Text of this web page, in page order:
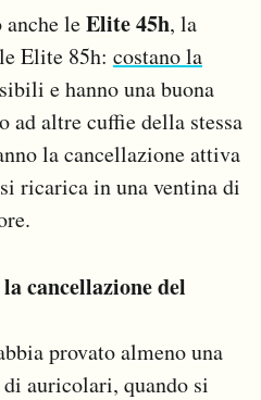
anche leElite 45h, la
Elite 85h: costano la
e hanno una buona
ad altre cuffie della stessa
la cancellazione attiva
ricarica in una ventina di
cancellazione del
provato almeno una
auricolari, quando si